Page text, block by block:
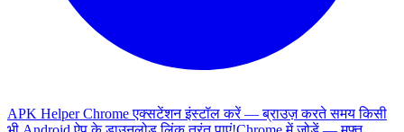
APK Helper Chrome एक्सटेंशन इंस्टॉल करें — ब्राउज़ करते समय किसी